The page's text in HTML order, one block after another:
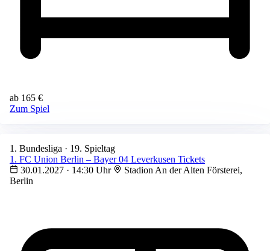
ab 165 €
Zum Spiel
1. Bundesliga · 19. Spieltag
1. FC Union Berlin – Bayer 04 Leverkusen Tickets
30.01.2027 · 14:30 Uhr
Stadion An der Alten Försterei,
Berlin